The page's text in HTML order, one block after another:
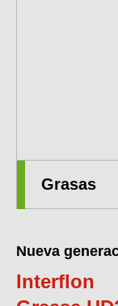
Grasas
Nueva
Interflon